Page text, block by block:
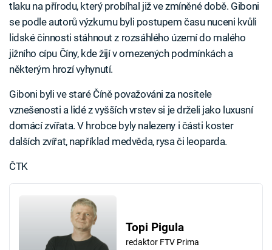
tlaku na přírodu, který probíhal již ve zmíněné době. Giboni
se podle autorů výzkumu byli postupem času nuceni kvůli
lidské činnosti stáhnout z rozsáhlého území do malého
jižního cípu Číny, kde žijí v omezených podmínkách a
některým hrozí vyhynutí.
Giboni byli ve staré Číně považováni za nositele
vznešenosti a lidé z vyšších vrstev si je drželi jako luxusní
domácí zvířata. V hrobce byly nalezeny i části koster
dalších zvířat, například medvěda, rysa či leoparda.
ČTK
Topi Pigula
redaktor FTV Prima